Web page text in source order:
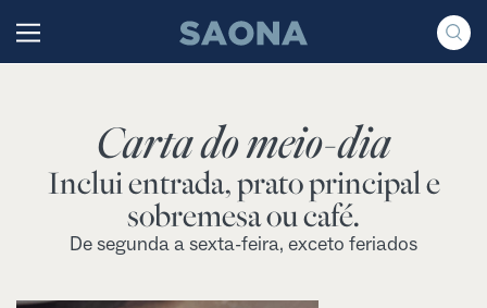
Grupo Saona
Carta do meio-dia
Inclui entrada, prato principal e
sobremesa ou café.
De segunda a sexta-feira, exceto feriados